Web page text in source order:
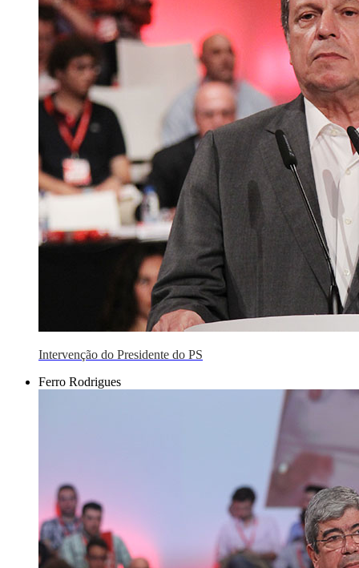
Intervenção do Presidente do PS
Ferro Rodrigues